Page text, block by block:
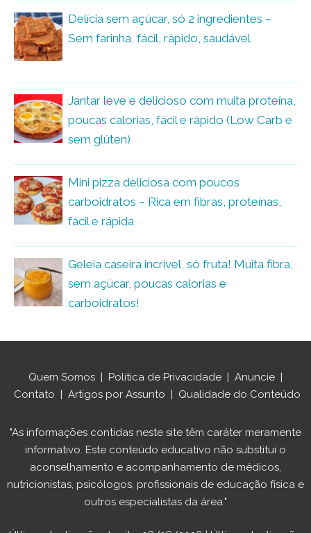
Delícia sem açúcar, só 2 ingredientes –
Sem farinha, fácil, rápido, saudável
Jantar leve e delicioso com muita proteína,
poucas calorias, fácil e rápido (Low Carb e
sem glúten)
Mini pizza deliciosa com poucos
carboidratos – Rica em fibras, proteínas,
fácil e rápida
Geleia caseira incrível, só fruta! Muita fibra,
sem açúcar, poucas calorias e
carboidratos!
Quem Somos Política de Privacidade Anuncie
Contato
Artigos por Assunto Qualidade do Conteúdo
"As informações contidas neste site têm caráter meramente
informativo. Este conteúdo educativo não substitui o
aconselhamento e acompanhamento de médicos,
nutricionistas, psicólogos, profissionais de educação física e
outros especialistas da área."